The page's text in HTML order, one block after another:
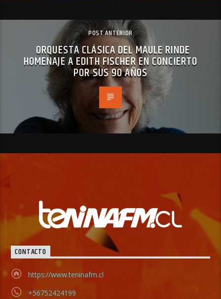
POST ANTERIOR
ORQUESTA CLÁSICA DEL MAULE RINDE
HOMENAJE A EDITH FISCHER EN CONCIERTO
POR SUS 90 AÑOS
CONTACTO
https://www.teninafm.cl
+56752424199